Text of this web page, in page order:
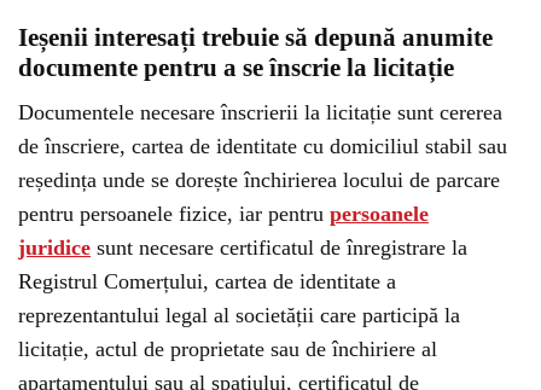
Ieșenii interesați trebuie să depună anumite
documente pentru a se înscrie la licitație
Documentele necesare înscrierii la licitație sunt cererea
de înscriere, cartea de identitate cu domiciliul stabil sau
reședința unde se dorește închirierea locului de parcare
pentru persoanele fizice, iar pentru persoanele
juridice sunt necesare certificatul de înregistrare la
Registrul Comerțului, cartea de identitate a
reprezentantului legal al societății care participă la
licitație, actul de proprietate sau de închiriere al
apartamentului sau al spațiului, certificatul de